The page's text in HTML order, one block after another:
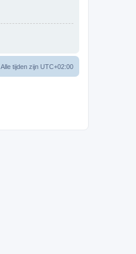
Alle tijden zijn UTC+02:00